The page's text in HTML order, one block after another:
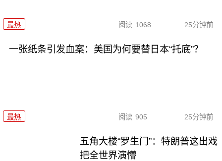
最热 阅读 1068 25分钟前
一张纸条引发血案：美国为何要替日本“托底”？
最热 阅读 905 25分钟前
五角大楼“罗生门”：特朗普这出戏
把全世界演懵